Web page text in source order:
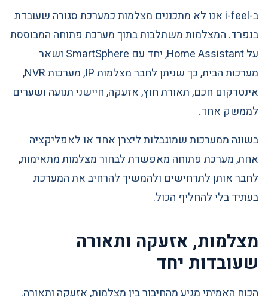
ב-i-feel אנו לא מתכננים מצלמות כמערכת סגורה שעובדת
בנפרד. המצלמות משתלבות בתוך מערכת פתוחה המבוססת
על Home Assistant, יחד עם SmartSphere ושאר
מערכות הבית, כך שניתן לחבר מצלמות IP, מערכות NVR,
אינטרקום חכם, תאורת חוץ, אזעקה, חיישני תנועה ושערים
לממשק אחד.
בשונה ממערכות שמוגבלות ליצרן אחד או לאפליקציה
אחת, מערכת פתוחה מאפשרת לבחור מצלמות מתאימות,
לחבר אותן לתרחישים ולהמשיך להרחיב את המערכת
בעתיד בלי להחליף הכול.
מצלמות, אזעקה ותאורה
שעובדות יחד
הכוח האמיתי מגיע מהחיבור בין מצלמות, אזעקה ותאורה.